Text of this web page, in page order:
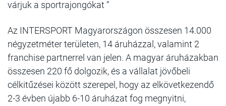
várjuk a sportrajongókat “
Az INTERSPORT Magyarországon összesen 14.000
négyzetméter területen, 14 áruházzal, valamint 2
franchise partnerrel van jelen. A magyar áruházakban
összesen 220 fő dolgozik, és a vállalat jövőbeli
célkitűzései között szerepel, hogy az elkövetkezendő
2-3 évben újabb 6-10 áruházat fog megnyitni,